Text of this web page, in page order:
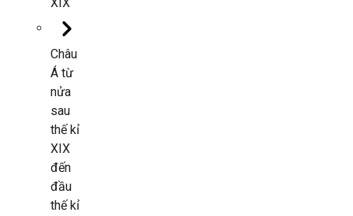
Châu
Á từ
nửa
sau
thế kỉ
XIX
đến
đầu
thế kỉ